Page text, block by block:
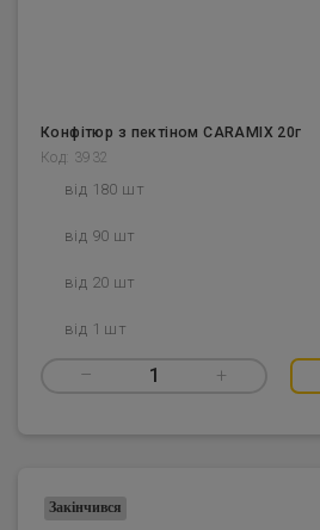
Конфітюр з пектіном CARAMIX 20г
Код: 3932
від 180 шт
від 90 шт
від 20 шт
від 1 шт
– 1 +
Закінчився